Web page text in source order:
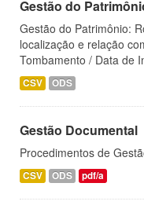
Gestão do
Gestão do Patrimônio:
localização e relação
Tombamento / Data de
CSV ODS
Gestão Documental
Procedimentos de
CSV ODS pdf/a